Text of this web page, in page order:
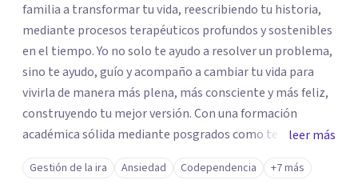
familia a transformar tu vida, reescribiendo tu historia,
mediante procesos terapéuticos profundos y sostenibles
en el tiempo. Yo no solo te ayudo a resolver un problema,
sino te ayudo, guío y acompaño a cambiar tu vida para
vivirla de manera más plena, más consciente y más feliz,
construyendo tu mejor versión. Con una formación
académica sólida mediante posgrados como terapeuta
breve, familiar e infantil, así como con respaldo
profesional y experiencia clínica de más de 26 años y
leer más
Gestión de la ira Ansiedad Codependencia +7 más